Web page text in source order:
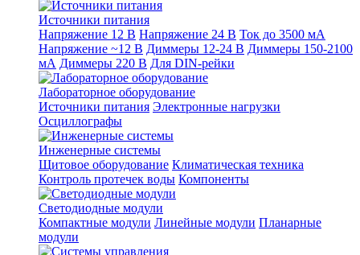
Источники питания
Напряжение 12 В Напряжение 24 В Ток до 3500 мА
Напряжение ~12 В Диммеры 12-24 В Диммеры 150-2100
мА Диммеры 220 В Для DIN-рейки
Лабораторное оборудование
Источники питания Электронные нагрузки
Осциллографы
Инженерные системы
Щитовое оборудование Климатическая техника
Контроль протечек воды Компоненты
Светодиодные модули
Компактные модули Линейные модули Планарные
модули